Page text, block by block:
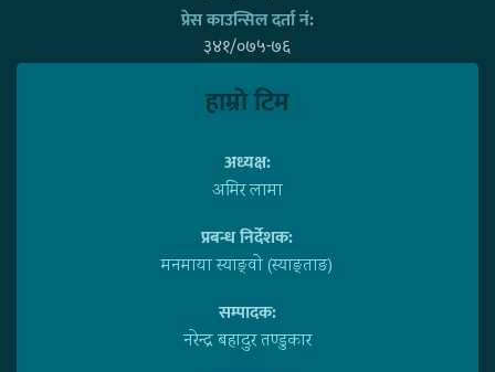
प्रेस काउन्सिल दर्ता नं:
३४१/०७५-७६
हाम्राे टिम
अध्यक्ष:
अमिर लामा
प्रबन्ध निर्देशक:
मनमाया स्याङ्वाे (स्याङ्ताङ)
सम्पादक:
नरेन्द्र बहादुर तण्डुकार